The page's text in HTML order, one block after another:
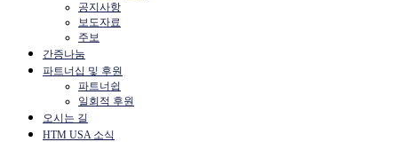
공지사항
보도자료
주보
간증나눔
파트너십 및 후원
파트너쉽
일회적 후원
오시는 길
HTM USA 소식